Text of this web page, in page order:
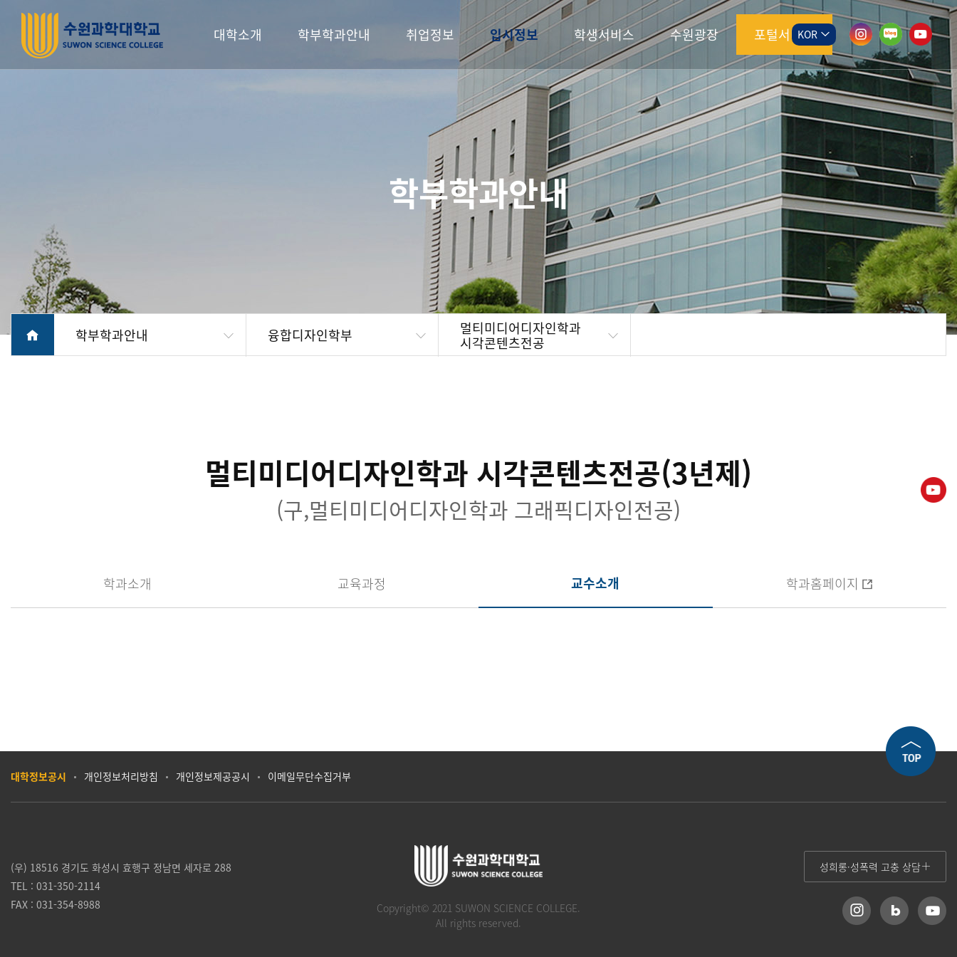
대학소개 학부학과안내 취업정보 입시정보 학생서비스 수원광장 포털서비스
KOR
학부학과안내
학부학과안내 융합디자인학부 멀티미디어디자인학과
시각콘텐츠전공
멀티미디어디자인학과 시각콘텐츠전공(3년제)
(구,멀티미디어디자인학과 그래픽디자인전공)
학과소개 교육과정 교수소개 학과홈페이지
대학정보공시 개인정보처리방침 개인정보제공공시 이메일무단수집거부
(우) 18516 경기도 화성시 효행구 정남면 세자로 288
TEL : 031-350-2114
FAX : 031-354-8988
Copyright© 2021 SUWON SCIENCE COLLEGE.
All rights reserved.
성희롱·성폭력 고충 상담